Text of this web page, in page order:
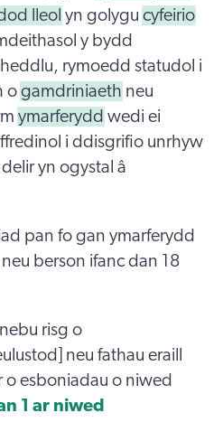
lleol yn golygu cyfeirio
y bydd
rymoedd statudol i
o gamdriniaeth neu
ymarferydd wedi ei
i ddisgrifio unrhyw
yn ogystal â
pan fo gan ymarferydd
berson ifanc dan 18
risg o
neu fathau eraill
esboniadau o niwed
1 ar niwed